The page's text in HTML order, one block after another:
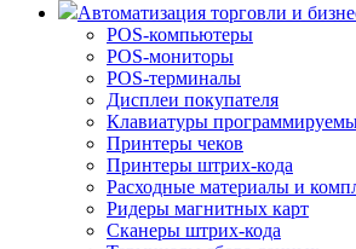
Автоматизация торговли и
POS-компьютеры
POS-мониторы
POS-терминалы
Дисплеи покупателя
Клавиатуры
Принтеры чеков
Принтеры штрих-кода
Расходные материалы и
Ридеры магнитных карт
Сканеры штрих-кода